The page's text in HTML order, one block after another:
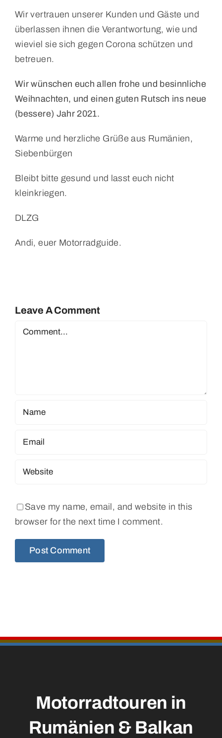
Wir vertrauen unserer Kunden und Gäste und
überlassen ihnen die Verantwortung, wie und
wieviel sie sich gegen Corona schützen und
betreuen.
Wir wünschen euch allen frohe und besinnliche
Weihnachten, und einen guten Rutsch ins neue
(bessere) Jahr 2021.
Warme und herzliche Grüße aus Rumänien,
Siebenbürgen
Bleibt bitte gesund und lasst euch nicht
kleinkriegen.
DLZG
Andi, euer Motorradguide.
Leave A Comment
Comment
Save my name, email, and website in this
browser for the next time I comment.
Motorradtouren in
Rumänien & Balkan